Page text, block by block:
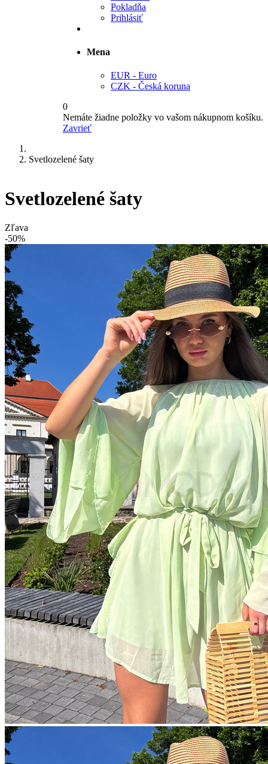
Pokladňa
Prihlásiť
Mena
EUR - Euro
CZK - Česká koruna
0
Nemáte žiadne položky vo vašom nákupnom košíku.
Zavrieť
Svetlozelené šaty
Svetlozelené šaty
Zľava
-50%